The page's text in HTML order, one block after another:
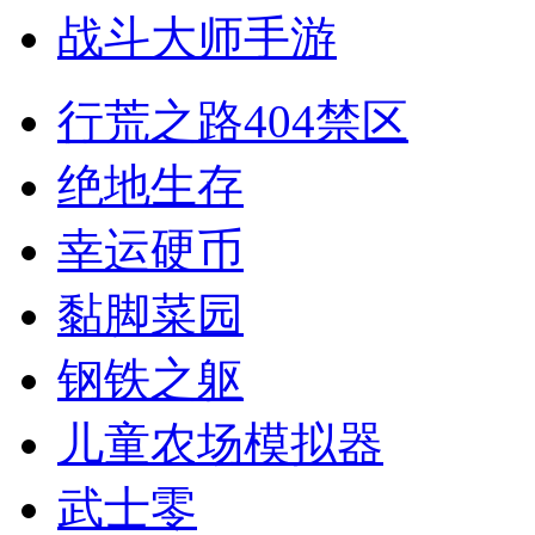
战斗大师手游
行荒之路404禁区
绝地生存
幸运硬币
黏脚菜园
钢铁之躯
儿童农场模拟器
武士零